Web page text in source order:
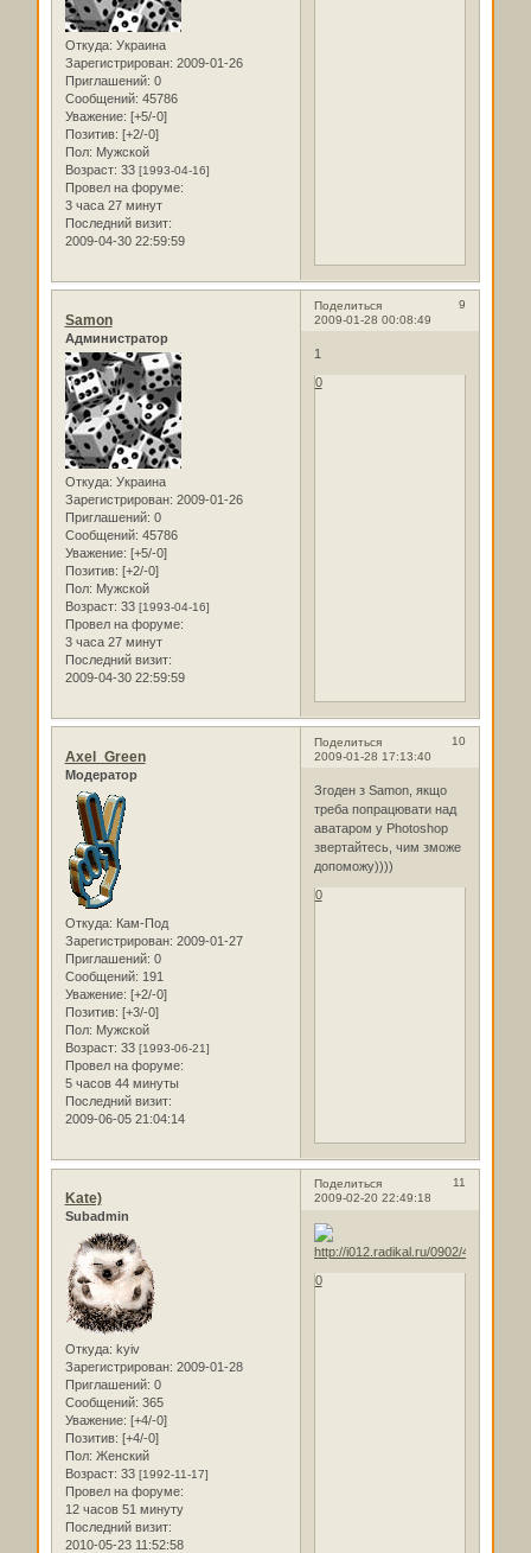
Откуда: Украина
Зарегистрирован: 2009-01-26
Приглашений: 0
Сообщений: 45786
Уважение: [+5/-0]
Позитив: [+2/-0]
Пол: Мужской
Возраст: 33 [1993-04-16]
Провел на форуме:
3 часа 27 минут
Последний визит:
2009-04-30 22:59:59
Поделиться
9
2009-01-28 00:08:49
Samon
Администратор
Откуда: Украина
Зарегистрирован: 2009-01-26
Приглашений: 0
Сообщений: 45786
Уважение: [+5/-0]
Позитив: [+2/-0]
Пол: Мужской
Возраст: 33 [1993-04-16]
Провел на форуме:
3 часа 27 минут
Последний визит:
2009-04-30 22:59:59
1
0
Поделиться
10
2009-01-28 17:13:40
Axel_Green
Модератор
Откуда: Кам-Под
Зарегистрирован: 2009-01-27
Приглашений: 0
Сообщений: 191
Уважение: [+2/-0]
Позитив: [+3/-0]
Пол: Мужской
Возраст: 33 [1993-06-21]
Провел на форуме:
5 часов 44 минуты
Последний визит:
2009-06-05 21:04:14
Згоден з Samon, якщо
треба попрацювати над
аватаром у Photoshop
звертайтесь, чим зможе
допоможу))))
0
Поделиться
11
2009-02-20 22:49:18
Kate)
Subadmin
Откуда: kyiv
Зарегистрирован: 2009-01-28
Приглашений: 0
Сообщений: 365
Уважение: [+4/-0]
Позитив: [+4/-0]
Пол: Женский
Возраст: 33 [1992-11-17]
Провел на форуме:
12 часов 51 минуту
Последний визит:
2010-05-23 11:52:58
0